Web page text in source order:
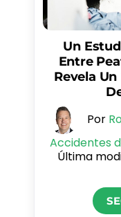
Un
Entre
Revela
Por
Accidentes
Última